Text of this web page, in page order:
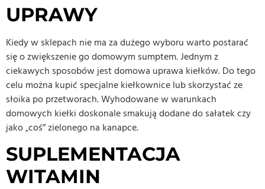
UPRAWY
Kiedy w sklepach nie ma za dużego wyboru warto postarać
się o zwiększenie go domowym sumptem. Jednym z
ciekawych sposobów jest domowa uprawa kiełków. Do tego
celu można kupić specjalne kiełkownice lub skorzystać ze
słoika po przetworach. Wyhodowane w warunkach
domowych kiełki doskonale smakują dodane do sałatek czy
jako „coś” zielonego na kanapce.
SUPLEMENTACJA
WITAMIN